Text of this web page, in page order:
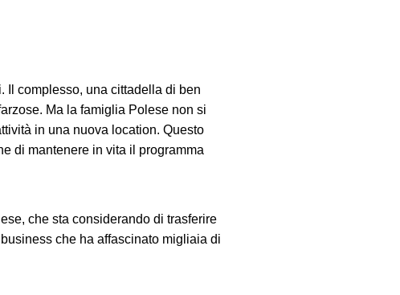
Il complesso, una cittadella di ben
Ma la famiglia Polese non si
in una nuova location. Questo
di mantenere in vita il programma
che sta considerando di trasferire
che ha affascinato migliaia di